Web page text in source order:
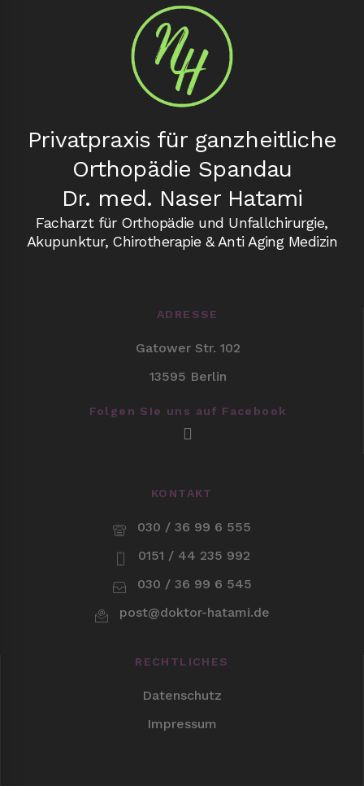
Privatpraxis für ganzheitliche
Orthopädie Spandau
Dr. med. Naser Hatami
Facharzt für Orthopädie und Unfallchirurgie,
Akupunktur, Chirotherapie & Anti Aging Medizin
ADRESSE
Gatower Str. 102
13595 Berlin
Folgen SIe uns auf Facebook
KONTAKT
030 / 36 99 6 555
0151 / 44 235 992
030 / 36 99 6 545
post@doktor-hatami.de
RECHTLICHES
Datenschutz
Impressum